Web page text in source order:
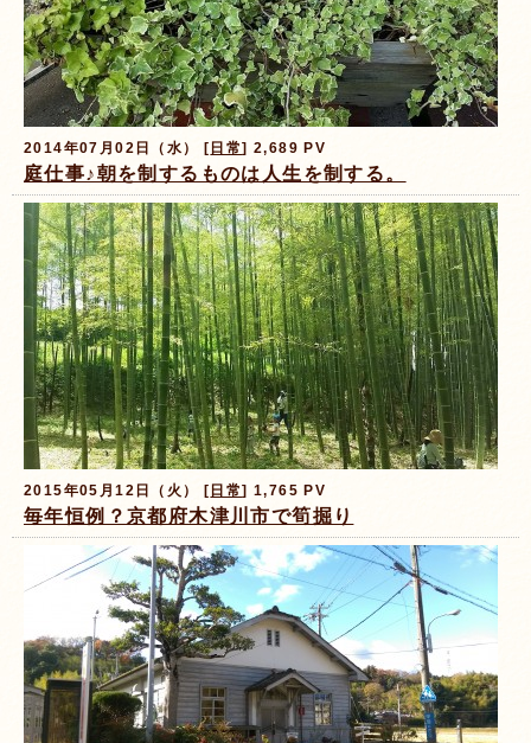
2014年07月02日（水） [ 日常] 2,689 PV
庭仕事♪朝を制するものは人生を制する。
2015年05月12日（火） [ 日常] 1,765 PV
毎年恒例？京都府木津川市で筍掘り